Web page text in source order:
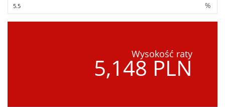
%
Wysokość raty
5,148 PLN